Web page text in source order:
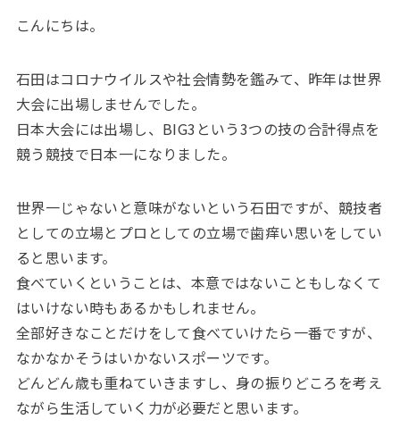
こんにちは。
石田はコロナウイルスや社会情勢を鑑みて、昨年は世界
大会に出場しませんでした。
日本大会には出場し、BIG3という3つの技の合計得点を
競う競技で日本一になりました。
世界一じゃないと意味がないという石田ですが、競技者
としての立場とプロとしての立場で歯痒い思いをしてい
ると思います。
食べていくということは、本意ではないこともしなくて
はいけない時もあるかもしれません。
全部好きなことだけをして食べていけたら一番ですが、
なかなかそうはいかないスポーツです。
どんどん歳も重ねていきますし、身の振りどころを考え
ながら生活していく力が必要だと思います。